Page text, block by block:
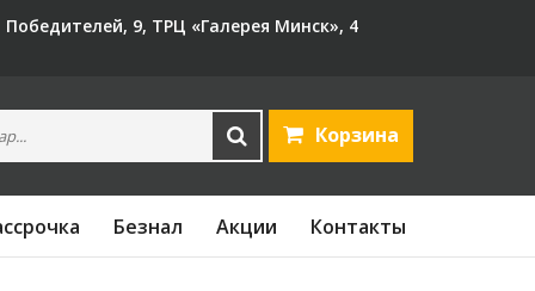
9, ТРЦ «Галерея Минск», 4
Корзина
Безнал Акции Контакты